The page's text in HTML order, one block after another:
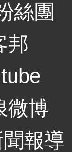
絲團
邦
微博
報導